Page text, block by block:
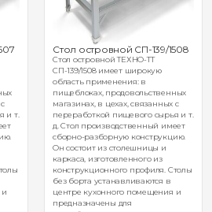
и т.
и
Стол островной СП-139/1508
Стол островной ТЕХНО-ТТ
СП-139/1508 имеет широкую
область применения: в
пищеблоках, продовольственных
магазинах, в цехах, связанных с
переработкой пищевого сырья и т.
д. Стол производственный имеет
сборно-разборную конструкцию.
Он состоит из столешницы и
каркаса, изготовленного из
конструкционного профиля. Столы
без борта устанавливаются в
центре кухонного помещения и
предназначены для